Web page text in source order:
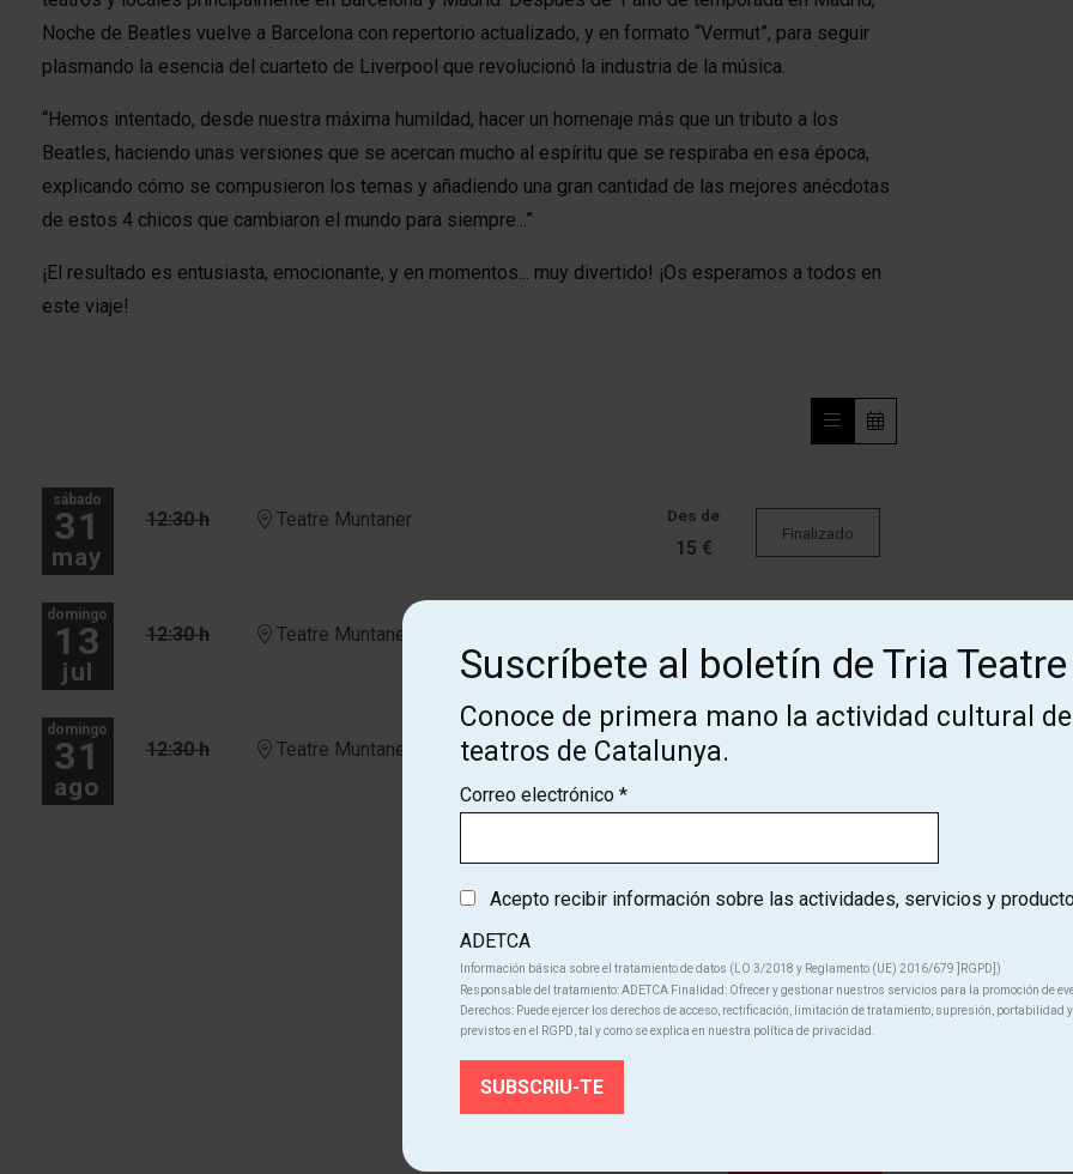
Noche de Beatles vuelve a Barcelona con repertorio actualizado, y en formato “Vermut”, para seguir
plasmando la esencia del cuarteto de Liverpool que revolucionó la industria de la música.
“Hemos intentado, desde nuestra máxima humildad, hacer un homenaje más que un tributo a los
Beatles, haciendo unas versiones que se acercan mucho al espíritu que se respiraba en esa época,
explicando cómo se compusieron los temas y añadiendo una gran cantidad de las mejores anécdotas
de estos 4 chicos que cambiaron el mundo para siempre...”
¡El resultado es entusiasta, emocionante, y en momentos... muy divertido! ¡Os esperamos a todos en
este viaje!
sábado
31
may
12:30 h Teatre Muntaner Des de
15 €
Finalizado
domingo
13
jul
12:30 h Teatre Muntaner
15 €
Finalizado
domingo
31
ago
12:30 h Teatre Muntaner Des de
¡Suscríbete al boletín de Tria
Teatre!
Suscríbete al boletín de Tria Teatre
Conoce de primera mano la actividad cultural
teatros de Catalunya.
Correo electrónico *
Acepto recibir información sobre las actividades, servicios y
ADETCA
Información básica sobre el tratamiento de datos (LO 3/2018 y Reglamento (UE) 2016/679 ]RGPD])
Responsable del tratamiento: ADETCA Finalidad: Ofrecer y gestionar nuestros servicios para la promoción de
Derechos: Puede ejercer los derechos de acceso, rectificación, limitación de tratamiento, supresión, portabilidad y
previstos en el RGPD, tal y como se explica en nuestra política de privacidad.